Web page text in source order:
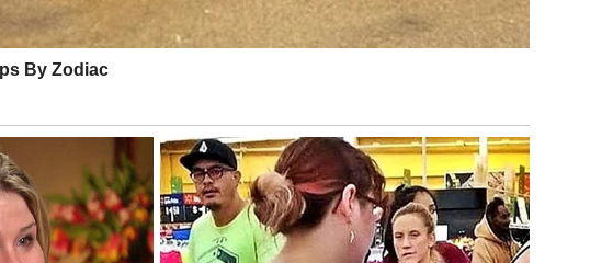
da govorite
nisu birali
spoznaje . Vi više niste ta osoba. I to je najveća pobeda.
karmičkog kruga. Čak i ako razgovor bude kratak ili se ne desi
Prošlost gubi moć jer vi više ne reagujete isto.